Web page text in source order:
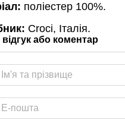
поліестер 100%.
Croci, Італія.
або коментар